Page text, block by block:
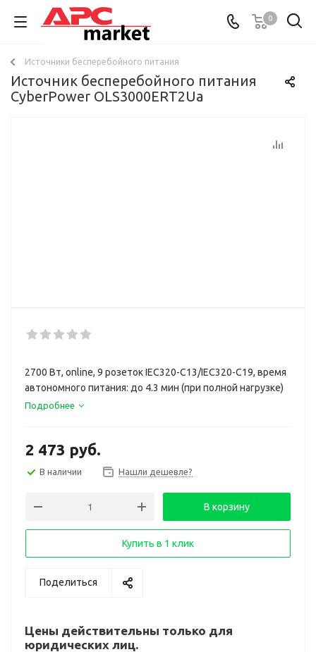
0
Источники бесперебойного питания
Источник бесперебойного питания
CyberPower OLS3000ERT2Ua
2700 Вт, online, 9 розеток IEC320-C13/IEC320-C19, время
автономного питания: до 4.3 мин (при полной нагрузке)
Подробнее
2 473 руб.
В наличии Нашли дешевле?
В корзину
Купить в 1 клик
Поделиться
Цены действительны только для
юридических лиц.